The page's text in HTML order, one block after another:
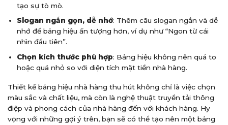
tạo sự tò mò.
Slogan ngắn gọn, dễ nhớ: Thêm câu slogan ngắn và dễ
nhớ để bảng hiệu ấn tượng hơn, ví dụ như “Ngon từ cái
nhìn đầu tiên”.
Chọn kích thước phù hợp: Bảng hiệu không nên quá to
hoặc quá nhỏ so với diện tích mặt tiền nhà hàng.
Thiết kế bảng hiệu nhà hàng thu hút không chỉ là việc chọn
màu sắc và chất liệu, mà còn là nghệ thuật truyền tải thông
điệp và phong cách của nhà hàng đến với khách hàng. Hy
vọng với những gợi ý trên, bạn sẽ có thể tạo nên một bảng